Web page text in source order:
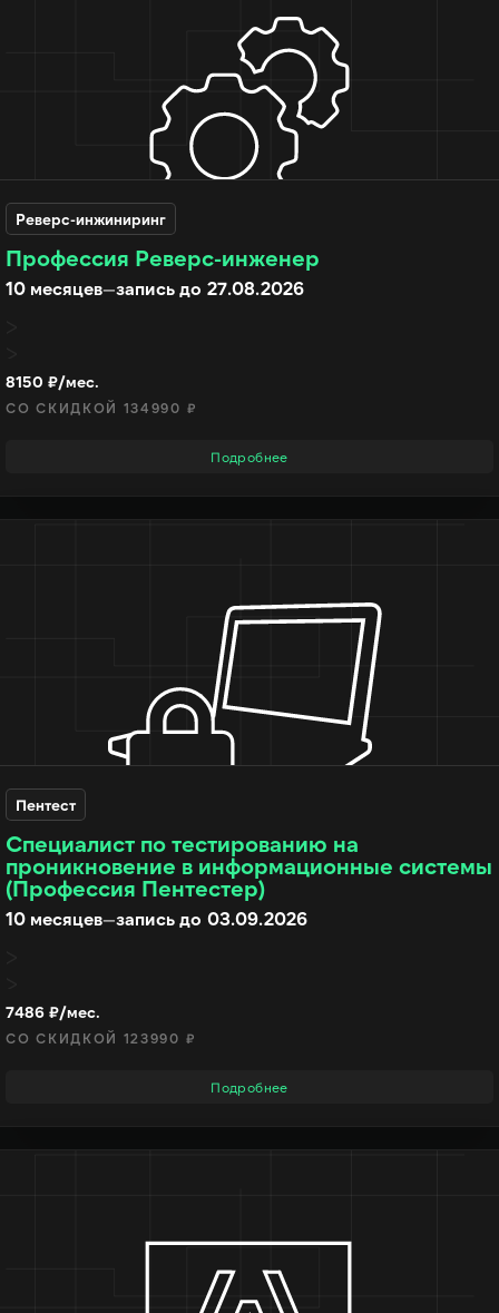
Реверс-инжиниринг
Профессия Реверс-инженер
10 месяцев—запись до 27.08.2026
8150 ₽/мес.
СО СКИДКОЙ 134990 ₽
Подробнее
Пентест
Специалист по тестированию на
проникновение в информационные системы
(Профессия Пентестер)
10 месяцев—запись до 03.09.2026
7486 ₽/мес.
СО СКИДКОЙ 123990 ₽
Подробнее